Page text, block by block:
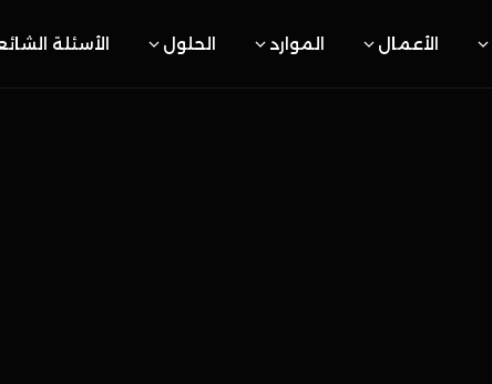
الأعمال الموارد الحلول الأسئلة